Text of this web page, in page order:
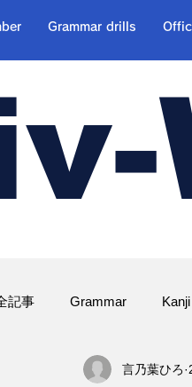
Grammar drills
記事 Grammar Kanji
言乃葉ひろ